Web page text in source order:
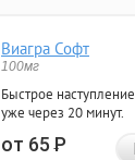
Виагра Софт
100мг
Быстрое
уже через 20 минут.
от 65Р